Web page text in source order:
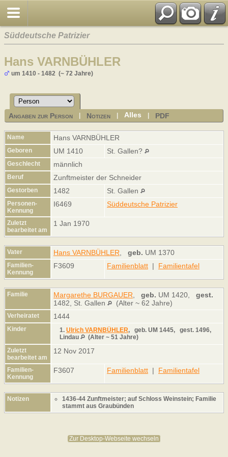
Süddeutsche Patrizier
Hans VARNBÜHLER
um 1410 - 1482 (~ 72 Jahre)
Angaben zur Person Notizen |Alles PDF
Name Hans VARNBÜHLER
Geboren UM 1410 St. Gallen?
Geschlecht männlich
Beruf Zunftmeister der Schneider
Gestorben 1482 St. Gallen
Personen-
Kennung
I6469 Süddeutsche Patrizier
Zuletzt
bearbeitet am
1 Jan 1970
Vater Hans VARNBÜHLER geb. UM 1370
Familien-
Kennung
F3609 Familienblatt | Familientafel
Familie Margarethe BURGAUER geb. UM 1420, gest.
1482, St. Gallen
(Alter ~ 62 Jahre)
Verheiratet 1444
Kinder 1. Ulrich VARNBÜHLER, geb. UM 1445, gest. 1496,
Lindau
(Alter ~ 51 Jahre)
Zuletzt
bearbeitet am
12 Nov 2017
Familien-
Kennung
F3607 Familienblatt | Familientafel
Notizen
1436-44 Zunftmeister; auf Schloss Weinstein; Familie
stammt aus Graubünden
Zur Desktop-Webseite wechseln